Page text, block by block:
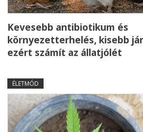
Kevesebb antibiotikum és
környezetterhelés, kisebb
ezért számít az állatjólét
ÉLETMÓD